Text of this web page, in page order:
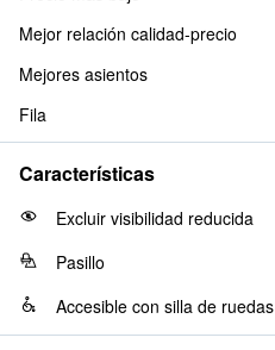
Mejor relación calidad-precio
Mejores asientos
Fila
Características
Excluir visibilidad reducida
Pasillo
Accesible con silla de ruedas